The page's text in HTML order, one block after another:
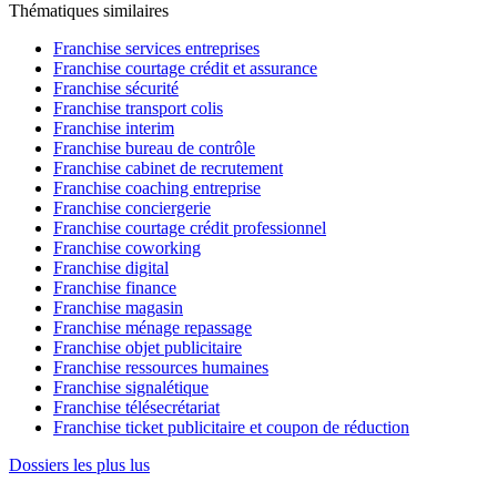
Thématiques similaires
Franchise services entreprises
Franchise courtage crédit et assurance
Franchise sécurité
Franchise transport colis
Franchise interim
Franchise bureau de contrôle
Franchise cabinet de recrutement
Franchise coaching entreprise
Franchise conciergerie
Franchise courtage crédit professionnel
Franchise coworking
Franchise digital
Franchise finance
Franchise magasin
Franchise ménage repassage
Franchise objet publicitaire
Franchise ressources humaines
Franchise signalétique
Franchise télésecrétariat
Franchise ticket publicitaire et coupon de réduction
Dossiers les plus lus